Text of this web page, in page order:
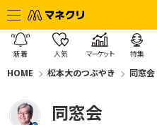
新着 人気 マーケット 特集
HOME 松本大のつぶやき 同窓会
同窓会